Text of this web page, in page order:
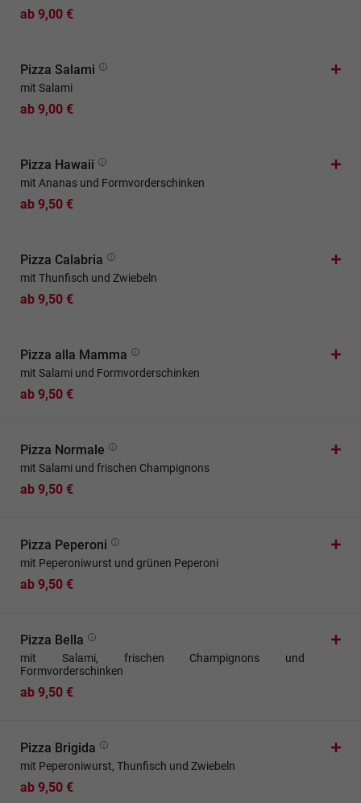
ab 9,00 €
Pizza Salami
mit Salami
ab 9,00 €
Pizza Hawaii
mit Ananas und Formvorderschinken
ab 9,50 €
Pizza Calabria
mit Thunfisch und Zwiebeln
ab 9,50 €
Pizza alla Mamma
mit Salami und Formvorderschinken
ab 9,50 €
Pizza Normale
mit Salami und frischen Champignons
ab 9,50 €
Pizza Peperoni
mit Peperoniwurst und grünen Peperoni
ab 9,50 €
Pizza Bella
mit Salami, frischen Champignons und
Formvorderschinken
ab 9,50 €
Pizza Brigida
mit Peperoniwurst, Thunfisch und Zwiebeln
ab 9,50 €